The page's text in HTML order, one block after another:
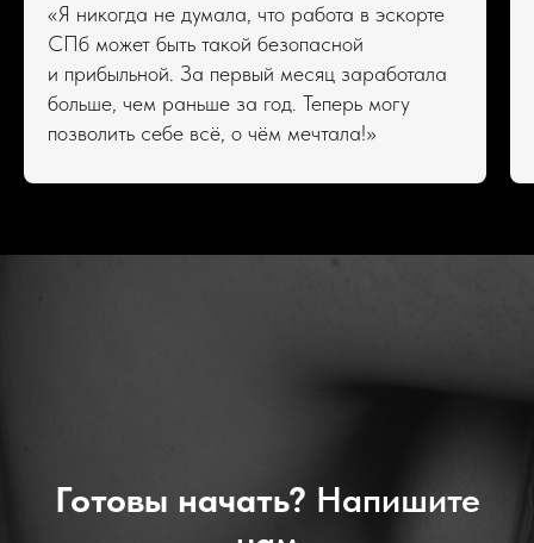
«Я никогда не думала, что работа в эскорте
СПб может быть такой безопасной
и прибыльной. За первый месяц заработала
больше, чем раньше за год. Теперь могу
позволить себе всё, о чём мечтала!»
Готовы начать? Напишите